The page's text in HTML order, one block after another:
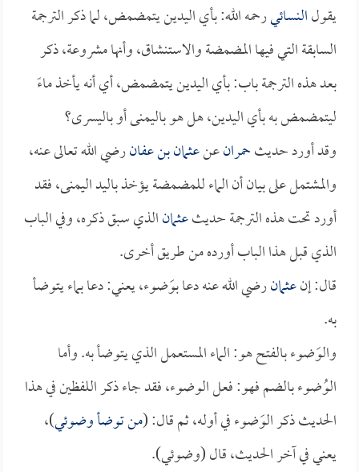
يقولالنسائيرحمه الله: بأي اليدين يتمضمض، لما ذكر الترجمة
السابقة التي فيها المضمضة والاستنشاق، وأنها مشروعة، ذكر
بعد هذه الترجمة باب: بأي اليدين يتمضمض، أي أنه يأخذ ماءً
ليتمضمض به بأي اليدين، هل هو باليمنى أو باليسرى؟
وقد أورد حديثحمرانعنعثمان بن عفانرضي الله تعالى عنه،
والمشتمل على بيان أن الماء للمضمضة يؤخذ باليد اليمنى، فقد
أورد تحت هذه الترجمة حديثعثمانالذي سبق ذكره، وفي الباب
الذي قبل هذا الباب أورده من طريق أخرى.
قال: إنعثمانرضي الله عنه دعا بوَضوء، يعني: دعا بماء يتوضأ
به.
والوَضوء بالفتح هو: الماء المستعمل الذي يتوضأ به. وأما
الوُضوء بالضم فهو: فعل الوضوء، فقد جاء ذكر اللفظين في هذا
الحديث ذكر الوَضوء في أوله، ثم قال: (من توضأ وضوئي)،
يعني في آخر الحديث، قال (وضوئي).